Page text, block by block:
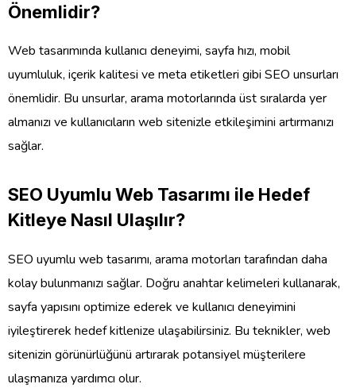
Önemlidir?
Web tasarımında kullanıcı deneyimi, sayfa hızı, mobil
uyumluluk, içerik kalitesi ve meta etiketleri gibi SEO unsurları
önemlidir. Bu unsurlar, arama motorlarında üst sıralarda yer
almanızı ve kullanıcıların web sitenizle etkileşimini artırmanızı
sağlar.
SEO Uyumlu Web Tasarımı ile Hedef
Kitleye Nasıl Ulaşılır?
SEO uyumlu web tasarımı, arama motorları tarafından daha
kolay bulunmanızı sağlar. Doğru anahtar kelimeleri kullanarak,
sayfa yapısını optimize ederek ve kullanıcı deneyimini
iyileştirerek hedef kitlenize ulaşabilirsiniz. Bu teknikler, web
sitenizin görünürlüğünü artırarak potansiyel müşterilere
ulaşmanıza yardımcı olur.